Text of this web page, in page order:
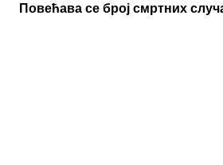
Повећава се број смртних